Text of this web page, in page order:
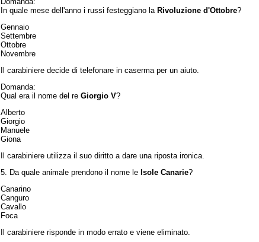
In quale mese dell'anno i russi festeggiano la Rivoluzione d'Ottobre?
Gennaio
Settembre
Ottobre
Novembre
Il carabiniere decide di telefonare in caserma per un aiuto.
Domanda:
Qual era il nome del re Giorgio V?
Alberto
Giorgio
Manuele
Giona
Il carabiniere utilizza il suo diritto a dare una riposta ironica.
5. Da quale animale prendono il nome le Isole Canarie?
Canarino
Canguro
Cavallo
Foca
Il carabiniere risponde in modo errato e viene eliminato.